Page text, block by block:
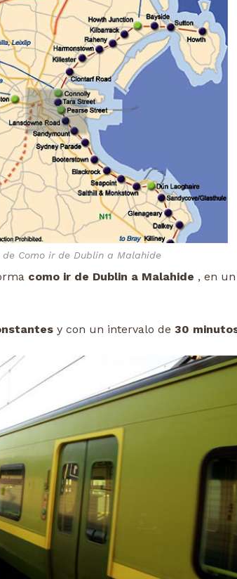
de Como ir de Dublin a Malahide
como ir de Dublin a Malahide , en
y con un intervalo de 30